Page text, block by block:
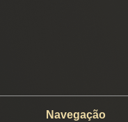
Navegação